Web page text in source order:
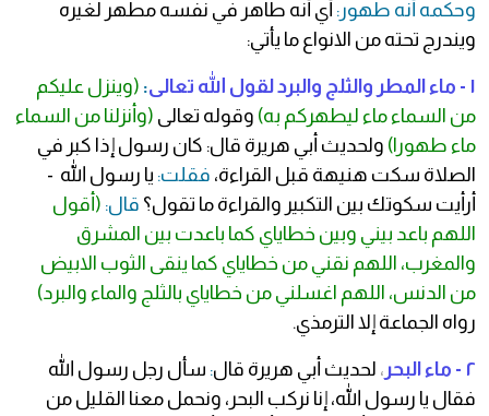
وحكمه أنه طهور: أي أنه طاهر في نفسه مطهر لغيره
ويندرج تحته من الانواع ما يأتي:
١ - ماء المطر والثلج والبرد لقول الله تعالى : (وينزل عليكم
من السماء ماء ليطهركم به) وقوله تعالى (وأنزلنا من السماء
ماء طهورا) ولحديث أبي هريرة قال: كان رسول إذا كبر في
الصلاة سكت هنيهة قبل القراءة، فقلت: يا رسول الله -
أرأيت سكوتك بين التكبير والقراءة ما تقول؟ قال: (أقول
اللهم باعد بيني وبين خطاياي كما باعدت بين المشرق
والمغرب، اللهم نقني من خطاياي كما ينقى الثوب الابيض
من الدنس، اللهم اغسلني من خطاياي بالثلج والماء والبرد)
رواه الجماعة إلا الترمذي.
٢ - ماء البحر ، لحديث أبي هريرة قال: سأل رجل رسول الله
فقال يا رسول الله، إنا نركب البحر، ونحمل معنا القليل من